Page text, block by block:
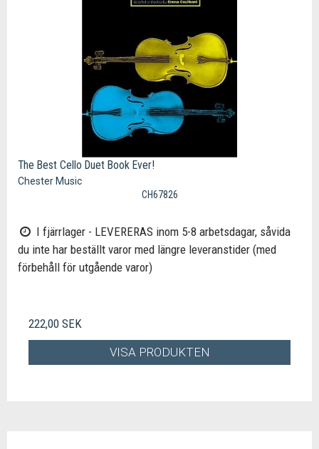
The Best Cello Duet Book Ever!
Chester Music
CH67826
I fjärrlager - LEVERERAS inom 5-8 arbetsdagar, såvida
du inte har beställt varor med längre leveranstider (med
förbehåll för utgående varor)
222,00 SEK
VISA PRODUKTEN